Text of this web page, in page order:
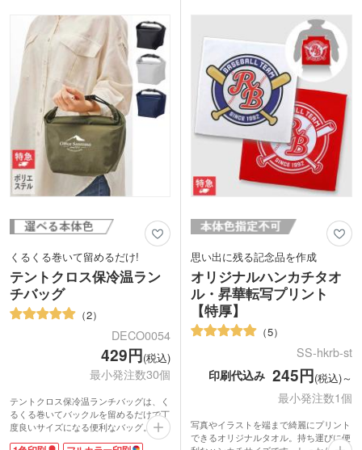
す。ナチュラル、ネイビー、ブラックの
人気の3色から選べます。
シルク1色印刷に対応。シンプルなデザ
インに名入れが映えます。オリジナルグ
ッズの作成や、お菓子などを入れてギフ
ト用のパッケージとして使ってもオシャ
レです。
表面は高級感のあるレザー調素材を使
用。ブルー・ブラウンを2色取り混ぜで
お届けします。名入れはレザー調部分に
1色印刷が可能。カバンなどに付けて持
ち歩いてもらえるので、宣伝効果もバッ
チリですよ。
くるくる巻いて留めるだけ!
テントクロス保冷温ラン
チバッグ
2
DECO0054
429円(税込)
最小発注数30個
テントクロス保冷温ランチバッグは、く
るくる巻いてバックルを留めるだけで丁
度良いサイズになる便利なバッグ。バッ
クルが持ち手になり、持ち運びも簡単で
思い出に残る記念品を作成
オリジナルハンカチタオ
ル・昇華転写プリント
【特厚】
5
SS-hkrb-st
印刷代込み 245円(税込)～
最小発注数1個
写真やイラストを端まで綺麗にプリント
できるオリジナルタオル。持ち運びに便